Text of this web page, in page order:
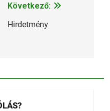
Következő:
Hirdetmény